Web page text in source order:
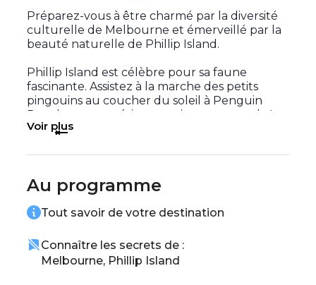
Préparez-vous à être charmé par la diversité
culturelle de Melbourne et émerveillé par la
beauté naturelle de Phillip Island.
Phillip Island est célèbre pour sa faune
fascinante. Assistez à la marche des petits
pingouins au coucher du soleil à Penguin
Parade, une expérience unique au monde !
parcs, son circuit de Formule 1, ses rues
Ne ratez rien de Melbourne et Phillip Island
avec notre guide unique !
Voir plus
Au programme
Tout savoir de votre destination
Connaître les secrets de :
Melbourne, Phillip Island